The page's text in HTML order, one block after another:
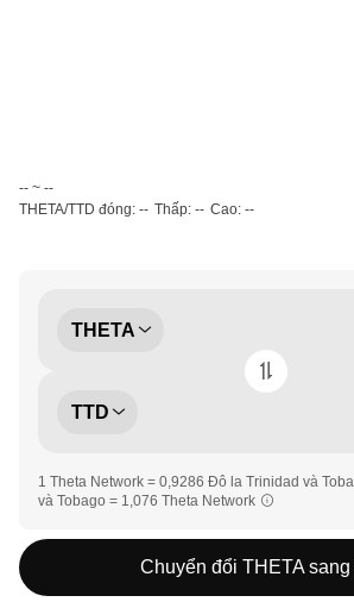
-- ~ --
THETA/TTD đóng: -- Thấp: -- Cao: --
THETA
TTD
1 Theta Network = 0,9286 Đô la Trinidad và
và Tobago = 1,076 Theta Network
Chuyển đổi THETA sang